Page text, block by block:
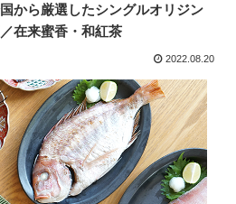
から厳選したシングルオリジン
在来蜜香・和紅茶
2022.08.20